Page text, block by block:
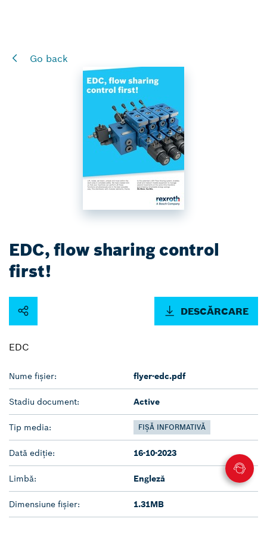
Go back
EDC, flow sharing control
first!
DESCĂRCARE
EDC
Nume fișier: flyer-edc.pdf
Stadiu document: Active
Tip media: FIȘĂ INFORMATIVĂ
Dată ediție: 16-10-2023
Limbă: Engleză
Dimensiune fișier: 1.31MB